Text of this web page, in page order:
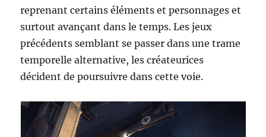
reprenant certains éléments et personnages et
surtout avançant dans le temps. Les jeux
précédents semblant se passer dans une trame
temporelle alternative, les créateurices
décident de poursuivre dans cette voie.